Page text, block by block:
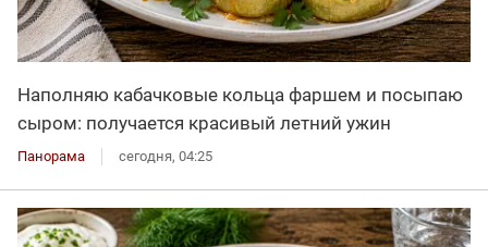
Наполняю кабачковые кольца фаршем и посыпаю
сыром: получается красивый летний ужин
Панорама сегодня, 04:25